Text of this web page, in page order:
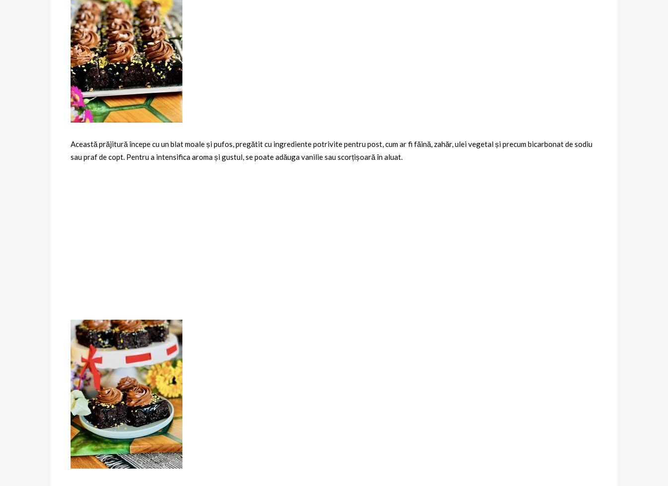
Această prăjitură începe cu un blat moale și pufos, pregătit cu ingrediente potrivite pentru post, cum ar fi făină, zahăr, ulei vegetal și precum bicarbonat de sodiu
sau praf de copt. Pentru a intensifica aroma și gustul, se poate adăuga vanilie sau scorțișoară în aluat.